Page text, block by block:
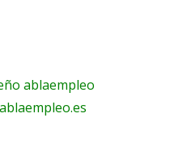
ablaempleo